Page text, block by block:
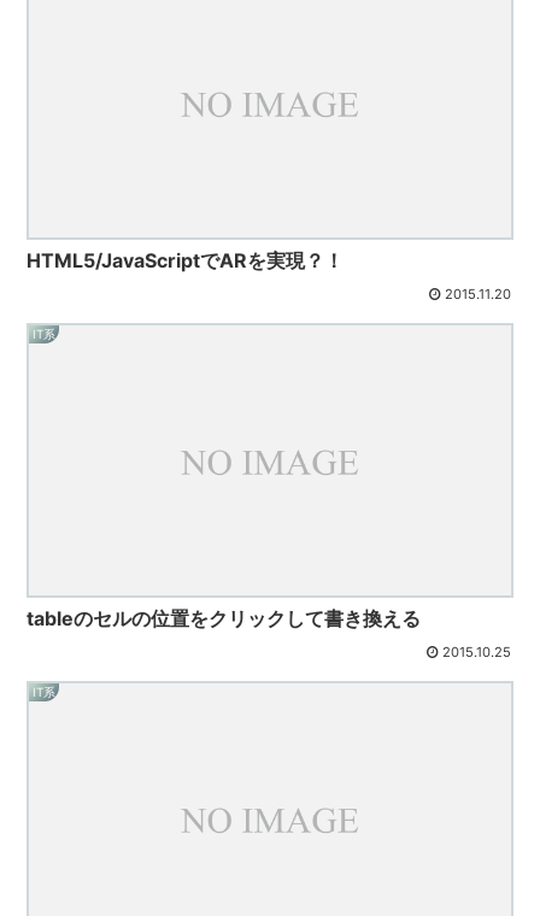
HTML5/JavaScriptでARを実現？！
2015.11.20
IT系
tableのセルの位置をクリックして書き換える
2015.10.25
IT系